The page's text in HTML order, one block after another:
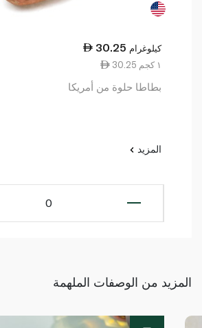
30.25 كيلوغرام
30.25 ١ كجم
بطاطا حلوة من أمريكا
المزيد
0
المزيد من الوصفات الملهمة